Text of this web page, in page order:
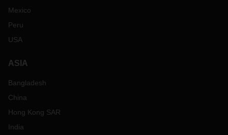
Mexico
Peru
USA
ASIA
Bangladesh
China
Hong Kong SAR
India